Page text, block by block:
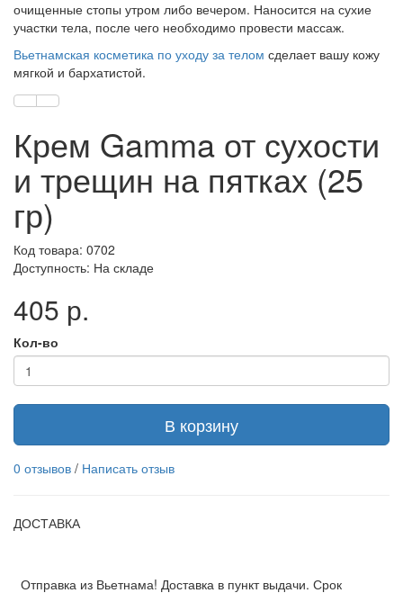
очищенные стопы утром либо вечером. Наносится на сухие
участки тела, после чего необходимо провести массаж.
Вьетнамская косметика по уходу за телом сделает вашу кожу
мягкой и бархатистой.
Крем Gamma от сухости
и трещин на пятках (25
гр)
Код товара: 0702
Доступность: На складе
405 р.
Кол-во
В корзину
0 отзывов / Написать отзыв
ДОСТАВКА
Отправка из Вьетнама! Доставка в пункт выдачи. Срок